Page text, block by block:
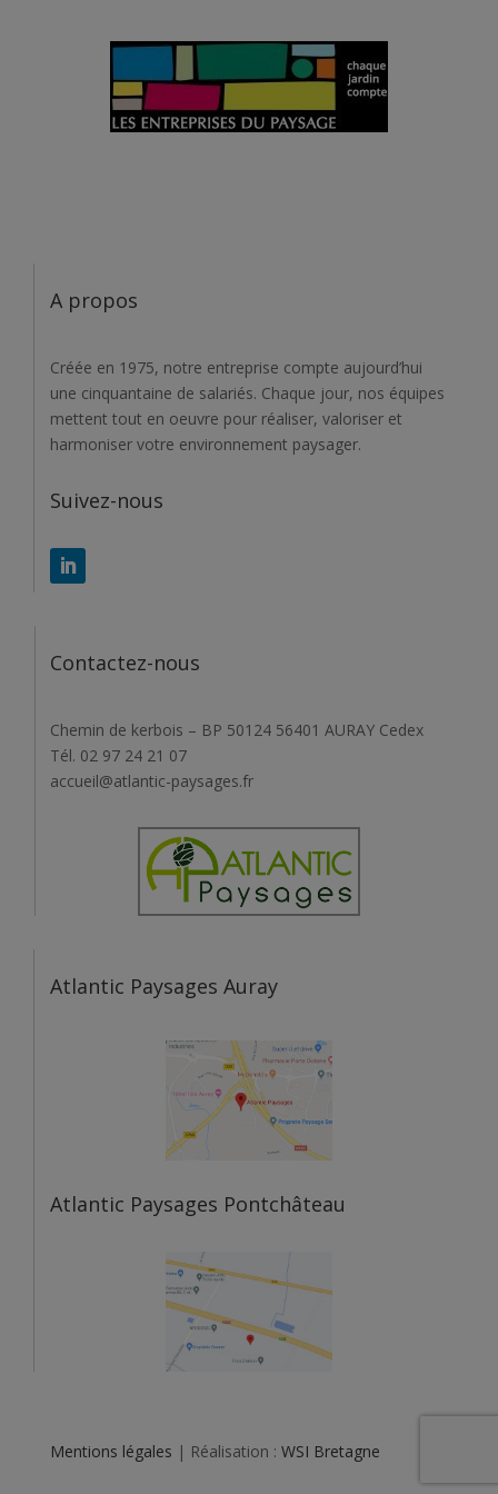
A propos
Créée en 1975, notre entreprise compte aujourd’hui
une cinquantaine de salariés. Chaque jour, nos équipes
mettent tout en oeuvre pour réaliser, valoriser et
harmoniser votre environnement paysager.
Suivez-nous
Contactez-nous
Chemin de kerbois – BP 50124 56401 AURAY Cedex
Tél. 02 97 24 21 07
accueil@atlantic-paysages.fr
Atlantic Paysages Auray
Atlantic Paysages Pontchâteau
Mentions légales | Réalisation : WSI Bretagne